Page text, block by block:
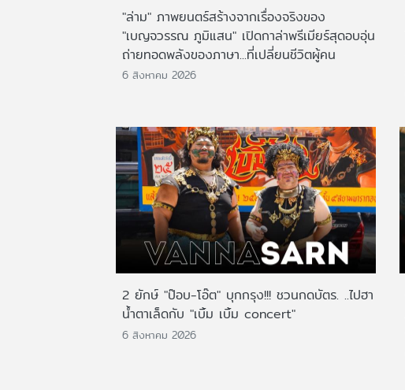
"ล่าม" ภาพยนตร์สร้างจากเรื่องจริงของ
"เบญจวรรณ ภูมิแสน" เปิดกาล่าพรีเมียร์สุดอบอุ่น
ถ่ายทอดพลังของภาษา...ที่เปลี่ยนชีวิตผู้คน
6 สิงหาคม 2026
2 ยักษ์ "ป๊อบ-โอ๊ต" บุกกรุง!!! ชวนกดบัตร. ..ไปฮา
น้ำตาเล็ดกับ "เบิ้ม เบิ้ม concert"
6 สิงหาคม 2026